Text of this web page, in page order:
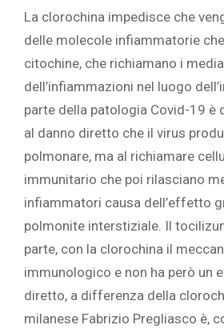
La clorochina impedisce che
delle molecole infiammatorie
citochine, che richiamano i
dell’infiammazioni nel luogo
parte della patologia Covid-19 è
al danno diretto che il virus
polmonare, ma al richiamare
immunitario che poi rilasciano
infiammatori causa dell’effetto
polmonite interstiziale. Il
parte, con la clorochina il
immunologico e non ha però un
diretto, a differenza della
milanese Fabrizio Pregliasco è,